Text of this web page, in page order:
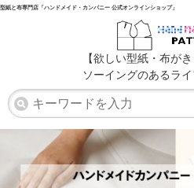
型紙と布専門店「ハンドメイド・カンパニー 公式オンラインショップ」
【欲しい型紙・布が
ソーイングのあるライ